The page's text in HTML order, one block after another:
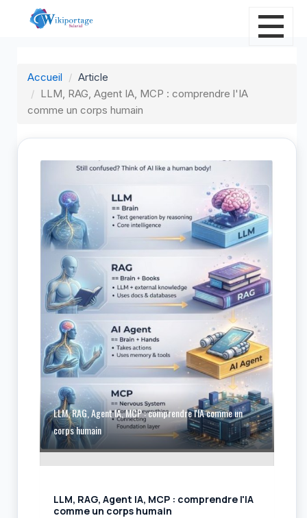
Accueil
Article
LLM, RAG, Agent IA, MCP : comprendre l'IA
comme un corps humain
LLM, RAG, Agent IA, MCP : comprendre l'IA comme un
corps humain
LLM, RAG, Agent IA, MCP : comprendre l'IA
comme un corps humain